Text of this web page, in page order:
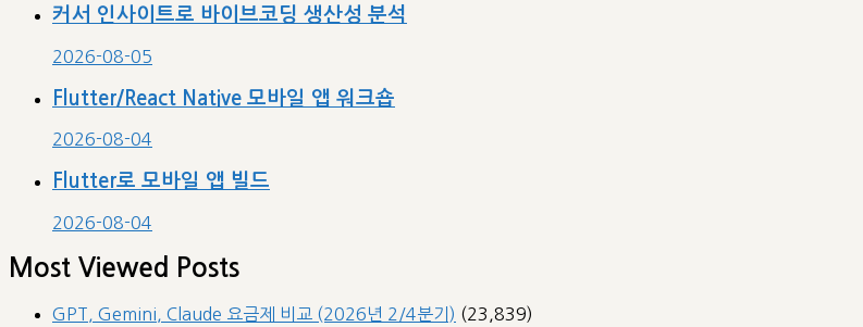
커서 인사이트로 바이브코딩 생산성 분석
2026-08-05
Flutter/React Native 모바일 앱 워크숍
2026-08-04
Flutter로 모바일 앱 빌드
2026-08-04
Most Viewed Posts
GPT, Gemini, Claude 요금제 비교 (2026년 2/4분기) (23,839)